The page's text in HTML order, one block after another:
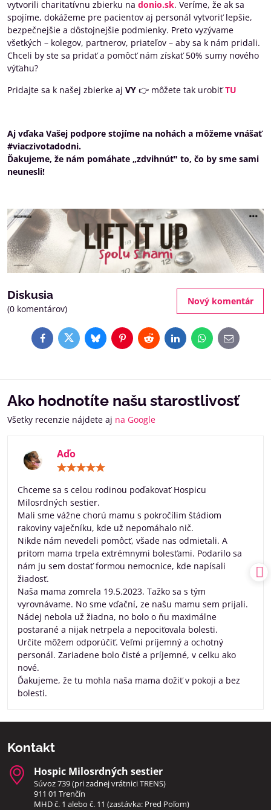
vytvorili charitatívnu zbierku na donio.sk. Veríme, že ak sa
spojíme, dokážeme pre pacientov aj personál vytvoriť lepšie,
bezpečnejšie a dôstojnejšie podmienky. Preto vyzývame
všetkých – kolegov, partnerov, priateľov – aby sa k nám pridali.
Chceli by ste sa pridať a pomôcť nám získať 50% sumy nového
výťahu?
Pridajte sa k našej zbierke aj VY 👉 môžete tak urobiťTU
Aj vďaka Vašej podpore stojíme na nohách a môžeme vnášať
#viaczivotadodni.
Ďakujeme, že nám pomáhate „zdvihnúť" to, čo by sme sami
neunesli!
Diskusia
(0 komentárov)
Nový komentár
FacebookTwitterBlueskyPinterestRedditLinkedInWhatsApp
E-
mail
Ako hodnotíte našu starostlivosť
Všetky recenzie nájdete aj na Google
Aďo
5
Chceme sa s celou rodinou poďakovať Hospicu
Milosrdných sestier.
Mali sme vážne chorú mamu s pokročílim štádiom
rakoviny vaječníku, kde už nepomáhalo nič.
Nikde nám nevedeli pomôcť, všade nas odmietali. A
pritom mama trpela extrémnymi bolesťami. Podarilo sa
nám ju sem dostať formou nemocnice, kde napísali
žiadosť.
Naša mama zomrela 19.5.2023. Tažko sa s tým
vyrovnávame. No sme vďační, ze našu mamu sem prijali.
Nádej nebola už žiadna, no bolo o ňu maximálne
postarané a nijak netrpela a nepociťovala bolesti.
Určite môžem odporúčiť. Veľmi príjemný a ochotný
personál. Zariadene bolo čisté a príjemné, v celku ako
nové.
Ďakujeme, že tu mohla naša mama dožiť v pokoji a bez
bolesti.
Kontakt
Hospic Milosrdných sestier
Súvoz 739 (pri zadnej vrátnici TRENS)
911 01 Trenčín
MHD č. 1 alebo č. 11 (zastávka: Pred Poľom)